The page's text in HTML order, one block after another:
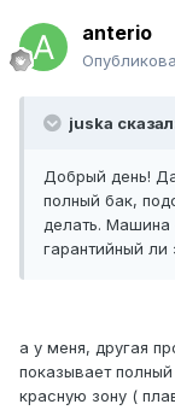
anterio
juska
Добрый день!
полный бак,
делать. Машина
гарантийный ли
а у меня, другая
показывает
красную зону (